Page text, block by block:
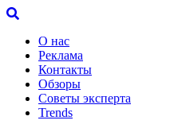
О нас
Реклама
Контакты
Обзоры
Советы эксперта
Trends